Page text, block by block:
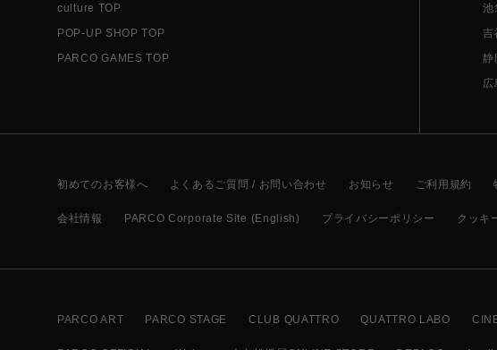
culture TOP
POP-UP SHOP TOP
PARCO GAMES TOP
池
吉
静
広
初めてのお客様へ よくあるご質問 / お問い合わせ お知らせ ご利用規約
会社情報 PARCO Corporate Site (English) プライバシーポリシー クッキ
PARCO ART PARCO STAGE CLUB QUATTRO QUATTRO LABO